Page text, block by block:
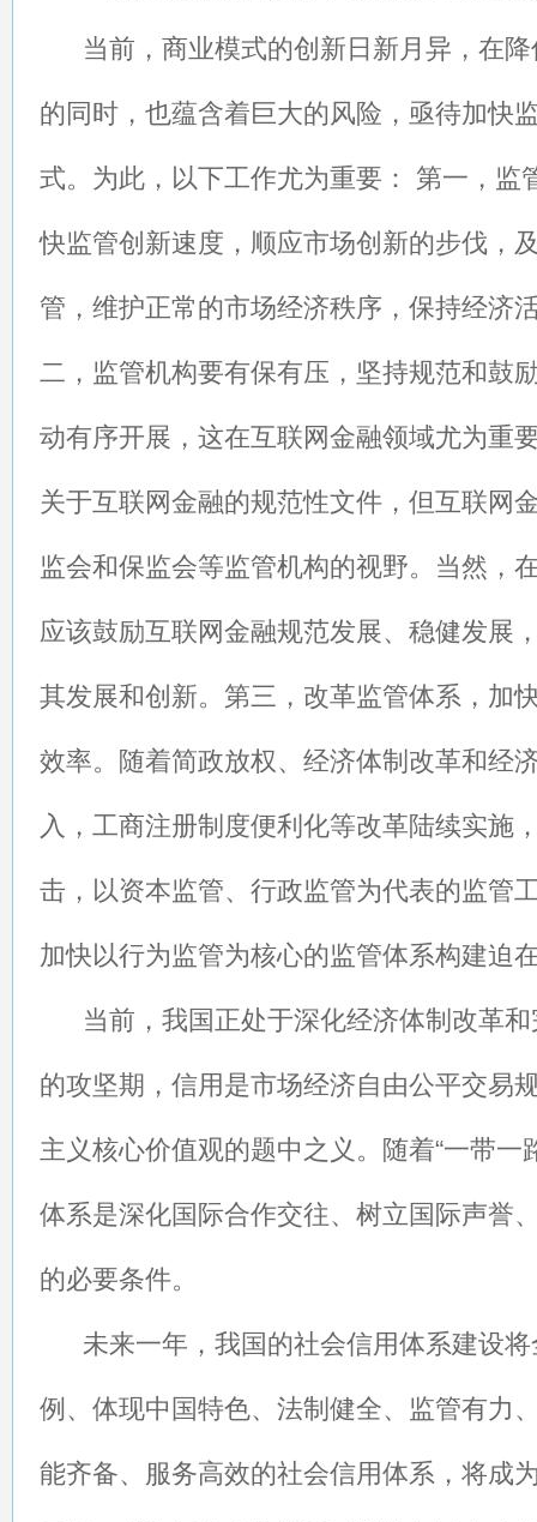
当前，商业模式的创新日新月异，在降
的同时，也蕴含着巨大的风险，亟待加快
式。为此，以下工作尤为重要： 第一，监
快监管创新速度，顺应市场创新的步伐，
管，维护正常的市场经济秩序，保持经济
二，监管机构要有保有压，坚持规范和鼓
动有序开展，这在互联网金融领域尤为重
关于互联网金融的规范性文件，但互联网
监会和保监会等监管机构的视野。当然，
应该鼓励互联网金融规范发展、稳健发展
其发展和创新。 第三，改革监管体系，加
效率。随着简政放权、经济体制改革和经
入，工商注册制度便利化等改革陆续实施
击，以资本监管、行政监管为代表的监管
加快以行为监管为核心的监管体系构建迫
当前，我国正处于深化经济体制改革和
的攻坚期，信用是市场经济自由公平交易
主义核心价值观的题中之义。随着“一带一
体系是深化国际合作交往、树立国际声誉
的必要条件。
未来一年，我国的社会信用体系建设将
例、体现中国特色、法制健全、监管有力
能齐备、服务高效的社会信用体系，将成